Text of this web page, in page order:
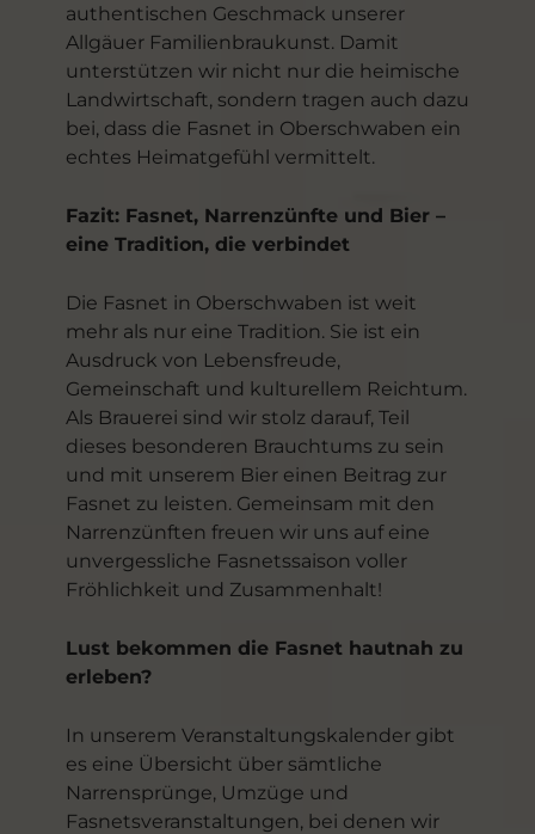
authentischen Geschmack unserer
Allgäuer Familienbraukunst. Damit
unterstützen wir nicht nur die heimische
Landwirtschaft, sondern tragen auch dazu
bei, dass die Fasnet in Oberschwaben ein
echtes Heimatgefühl vermittelt.
Fazit: Fasnet, Narrenzünfte und Bier –
eine Tradition, die verbindet
Die Fasnet in Oberschwaben ist weit
mehr als nur eine Tradition. Sie ist ein
Ausdruck von Lebensfreude,
Gemeinschaft und kulturellem Reichtum.
Als Brauerei sind wir stolz darauf, Teil
dieses besonderen Brauchtums zu sein
und mit unserem Bier einen Beitrag zur
Fasnet zu leisten. Gemeinsam mit den
Narrenzünften freuen wir uns auf eine
unvergessliche Fasnetssaison voller
Fröhlichkeit und Zusammenhalt!
Lust bekommen die Fasnet hautnah zu
erleben?
In unserem Veranstaltungskalender gibt
es eine Übersicht über sämtliche
Narrensprünge, Umzüge und
Fasnetsveranstaltungen, bei denen wir